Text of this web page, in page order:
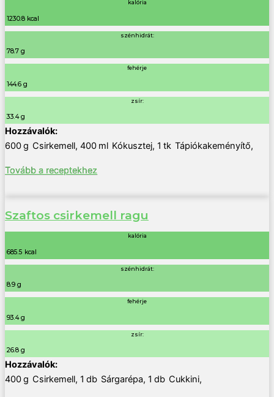
kalória
1230.8 kcal
szénhidrát:
78.7 g
fehérje
144.6 g
zsír:
33.4 g
600g Csirkemell, 400 ml Kókusztej, 1 tk Tápiókakeményítő,
Tovább a receptekhez
Szaftos csirkemell ragu
kalória
685.5 kcal
szénhidrát:
8.9 g
fehérje
93.4 g
zsír:
26.8 g
400g Csirkemell, 1 db Sárgarépa, 1 db Cukkini,